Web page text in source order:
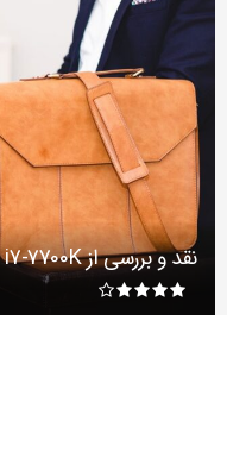
نقد و بررسی از Intel Core i7-7700K لو رفت